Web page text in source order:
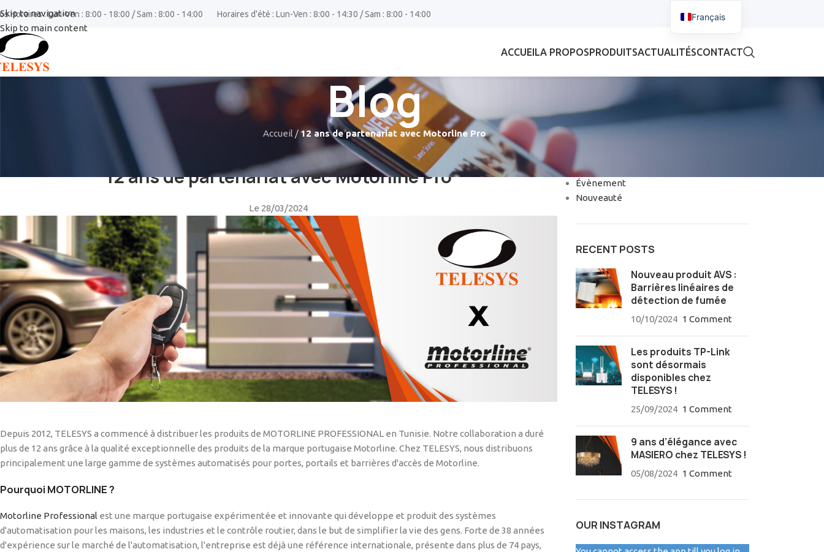
Skip to navigation
Skip to main content
Horaires : Lun-Ven : 8:00 - 18:00 / Sam : 8:00 - 14:00 Horaires d'été : Lun-Ven : 8:00 - 14:30 / Sam : 8:00 - 14:00
ACCUEILA PROPOSPRODUITSACTUALITÉSCONTACT
Blog
Accueil /12 ans de partenariat avec Motorline Pro
ÉVÈNEMENT
12 ans de partenariat avec Motorline Pro
Le 28/03/2024
Depuis 2012, TELESYS a commencé à distribuer les produits de MOTORLINE PROFESSIONAL en Tunisie. Notre collaboration a duré
plus de 12 ans grâce à la qualité exceptionnelle des produits de la marque portugaise Motorline. Chez TELESYS, nous distribuons
principalement une large gamme de systèmes automatisés pour portes, portails et barrières d'accès de Motorline.
Pourquoi MOTORLINE ?
Motorline Professional est une marque portugaise expérimentée et innovante qui développe et produit des systèmes
d'automatisation pour les maisons, les industries et le contrôle routier, dans le but de simplifier la vie des gens. Forte de 38 années
d'expérience sur le marché de l'automatisation, l'entreprise est déjà une référence internationale, présente dans plus de 74 pays,
CATÉGORIES
Évènement
Nouveauté
RECENT POSTS
Nouveau produit AVS :
Barrières linéaires de
détection de fumée
10/10/2024 1 Comment
Les produits TP-Link
sont désormais
disponibles chez
TELESYS !
25/09/2024 1 Comment
9 ans d’élégance avec
MASIERO chez TELESYS !
05/08/2024 1 Comment
OUR INSTAGRAM
Français